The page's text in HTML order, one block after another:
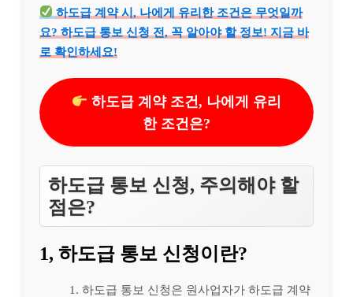
하도급 계약 시, 나에게 유리한 조건은 무엇일까
요? 하도급 통보 신청 전, 꼭 알아야 할 정보! 지금 바
로 확인하세요!
하도급 계약 조건, 나에게 유리
한 조건은?
하도급 통보 신청, 주의해야 할
점은?
1, 하도급 통보 신청이란?
하도급 통보 신청은 원사업자가 하도급 계약